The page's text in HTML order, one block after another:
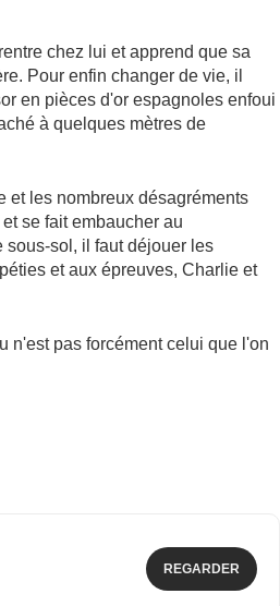
chez lui et apprend que sa
Pour enfin changer de vie, il
en pièces d'or espagnoles enfoui
à quelques mètres de
et les nombreux désagréments
se fait embaucher au
sous-sol, il faut déjouer les
et aux épreuves, Charlie et
n'est pas forcément celui que l'on
REGARDER